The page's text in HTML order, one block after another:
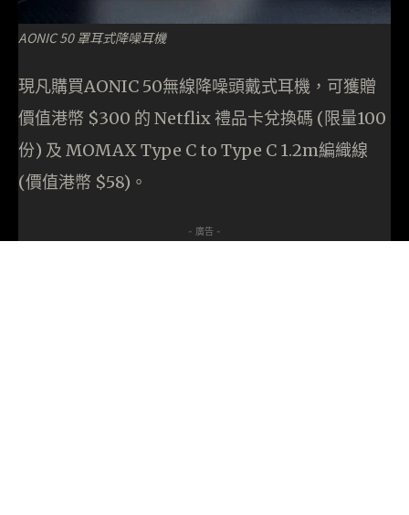
AONIC 50 罩耳式降噪耳機
現凡購買AONIC 50無線降噪頭戴式耳機，可獲贈
價值港幣 $300 的 Netflix 禮品卡兌換碼 (限量100
份) 及 MOMAX Type C to Type C 1.2m編織線
(價值港幣 $58)。
- 廣告 -